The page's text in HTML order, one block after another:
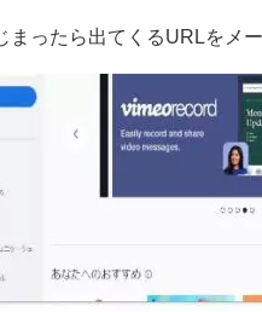
まったら出てくるURLをメ